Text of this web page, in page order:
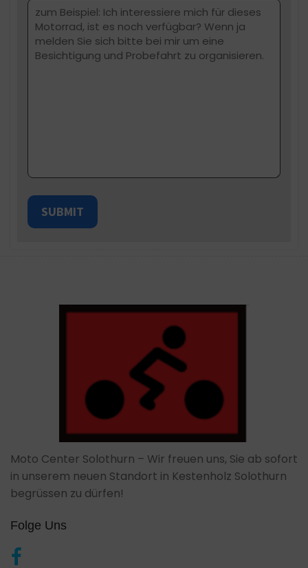
SUBMIT
Moto Center Solothurn – Wir freuen uns, Sie ab sofort
in unserem neuen Standort in Kestenholz Solothurn
begrüssen zu dürfen!
Folge Uns